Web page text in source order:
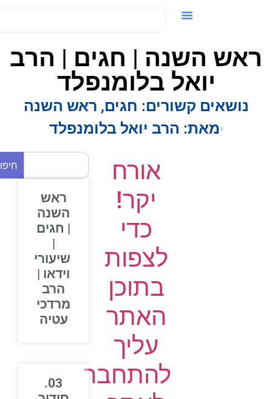
השנה | חגים | הרב
יואל בלומנפלד
נושאים קשורים: חגים,ראש השנה
מאת:הרב יואל בלומנפלד
אורח
יקר!
כדי
לצפות
בתוכן
האתר
עליך
להתחבר
חיפוש
ראש
השנה
| חגים
שיעורי
וידאו |
הרב
מרדכי
עטיה
03.